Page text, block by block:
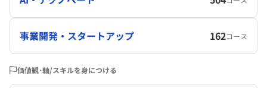
事業開発・スタートアップ 162コース
価値観･軸/スキルを身につける